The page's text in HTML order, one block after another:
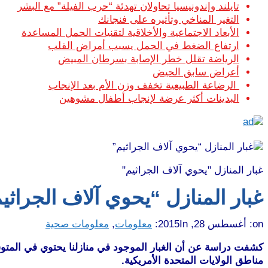
تايلند وإندونيسيا تحاولان تهدئة “حرب الفيلة” مع البشر
التغير المناخي وتأثيره على فنجانك
الأبعاد الاجتماعية والأخلاقية لتقنيات الحمل المساعدة
ارتفاع الضغط في الحمل يسبب أمراض القلب
الرياضة تقلل خطر الإصابة بسرطان المبيض
أعراض سابق الحيض
الرضاعة الطبيعية تخفف وزن الأم بعد الإنجاب
البدينات أكثر عرضة لإنجاب أطفال مشوهين
غبار المنازل "يحوي آلاف الجراثيم"
غبار المنازل “يحوي آلاف
on: أغسطس 28, 2015 In: معلومات, معلومات صحية
مناطق الولايات المتحدة الأمريكية.